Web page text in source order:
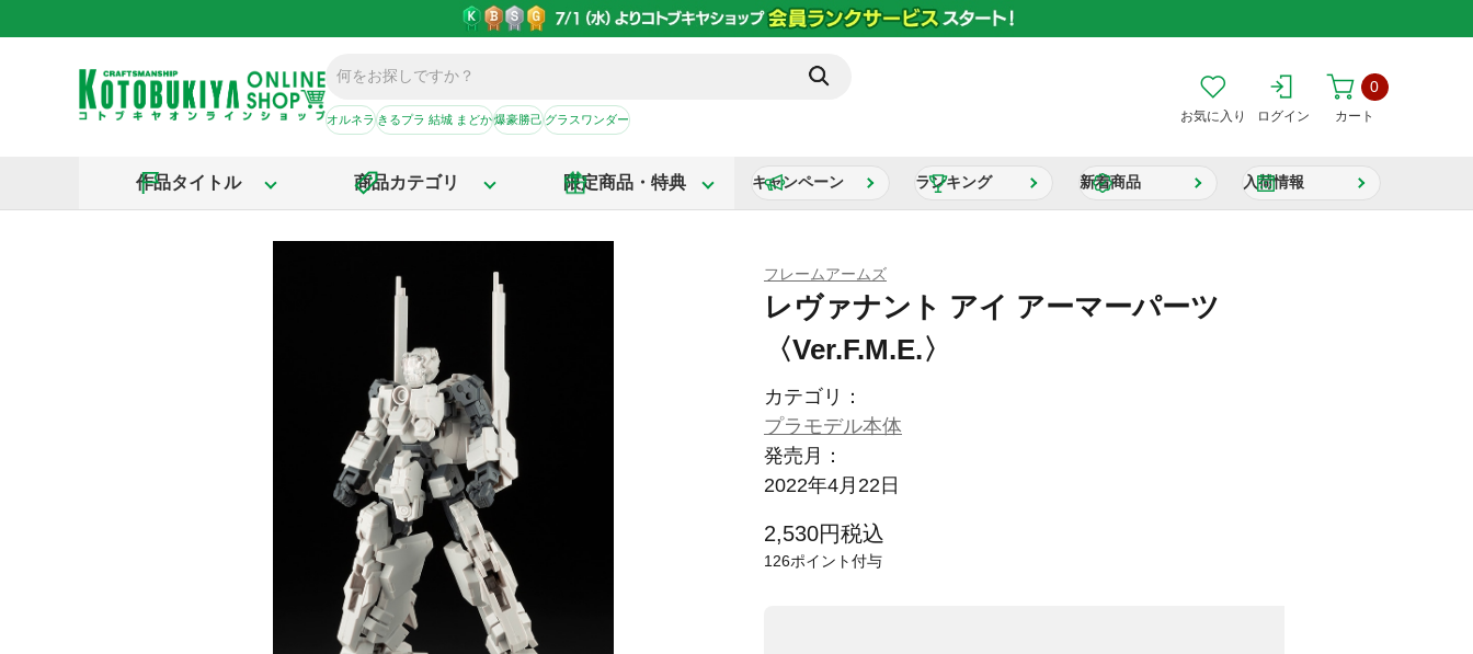
オルネラきるプラ 結城 まどか爆豪勝己グラスワンダー お気に入り ログイン カート
0
作品タイトル 商品カテゴリ 限定商品・特典 キャンペーン ランキング 新着商品 入荷情報
フレームアームズ
レヴァナント アイ アーマーパーツ
〈Ver.F.M.E.〉
カテゴリ：
プラモデル本体
発売月：
2022年4月22日
2,530円税込
126ポイント付与